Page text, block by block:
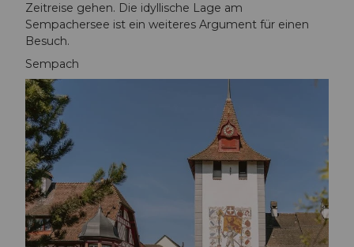
Zeitreise gehen. Die idyllische Lage am
Sempachersee ist ein weiteres Argument für einen
Besuch.
Sempach